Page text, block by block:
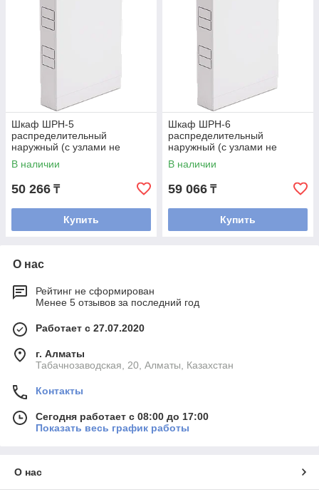
Шкаф ШРН-5
распределительный
наружный (с узлами не
входит, только коллектора)
В наличии
50 266 ₸
Купить
Шкаф ШРН-6
распределительный
наружный (с узлами не
входит, только
коллектора)входят)
В наличии
59 066 ₸
Купить
О нас
Рейтинг не сформирован
Менее 5 отзывов за последний год
Работает с 27.07.2020
г. Алматы
Табачнозаводская, 20, Алматы, Казахстан
Контакты
Сегодня работает с 08:00 до 17:00
Показать весь график работы
О нас